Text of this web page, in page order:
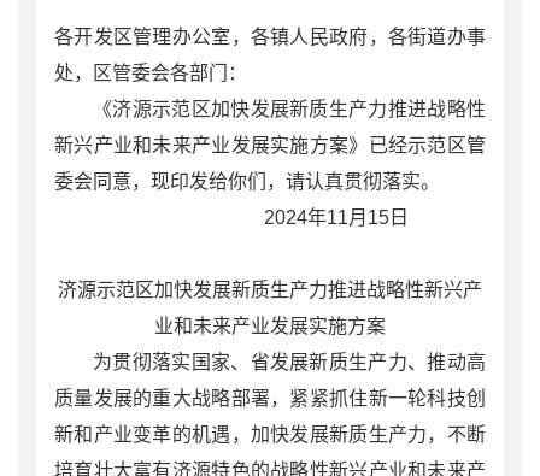
各开发区管理办公室，各镇人民政府，各街道办事
处，区管委会各部门：
《济源示范区加快发展新质生产力推进战略性
新兴产业和未来产业发展实施方案》已经示范区管
委会同意，现印发给你们，请认真贯彻落实。
2024年11月15日
济源示范区加快发展新质生产力推进战略性新兴产
业和未来产业发展实施方案
为贯彻落实国家、省发展新质生产力、推动高
质量发展的重大战略部署，紧紧抓住新一轮科技创
新和产业变革的机遇，加快发展新质生产力，不断
培育壮大富有济源特色的战略性新兴产业和未来产